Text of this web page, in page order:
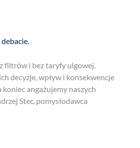
filtrów i bez taryfy ulgowej.
decyzje, wpływ i konsekwencje
angażujemy naszych
Stec, pomysłodawca